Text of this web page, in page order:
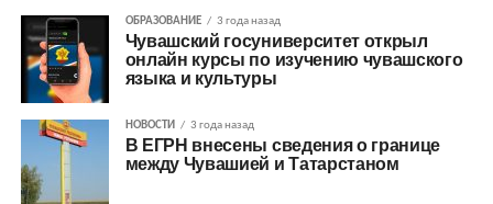
ОБРАЗОВАНИЕ 3 года назад
Чувашский госуниверситет открыл
онлайн курсы по изучению чувашского
языка и культуры
НОВОСТИ 3 года назад
В ЕГРН внесены сведения о границе
между Чувашией и Татарстаном